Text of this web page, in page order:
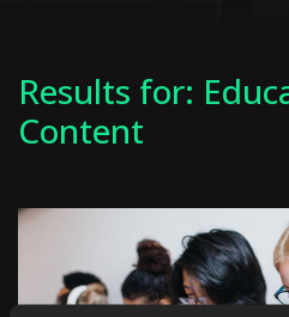
Results for:
Content